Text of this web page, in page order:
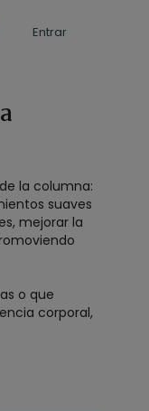
Entrar
la columna:
suaves
mejorar la
o que
corporal,